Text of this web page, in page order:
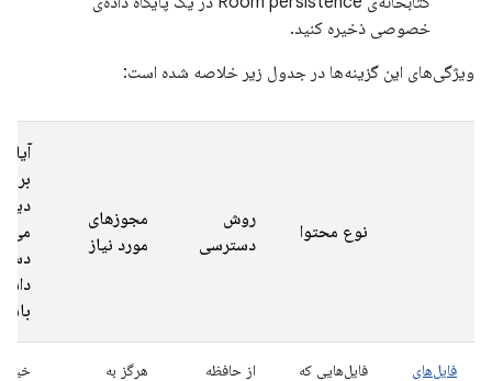
خصوصی ذخیره کنید.
ویژگی‌های این گزینه‌ها در جدول زیر خلاصه شده است:
نوع محتوا
روش
دسترسی
مجوزهای
مورد نیاز
آیا
دیگر
فایل‌های
فایل‌هایی که
از حافظه
هرگز به
خیر